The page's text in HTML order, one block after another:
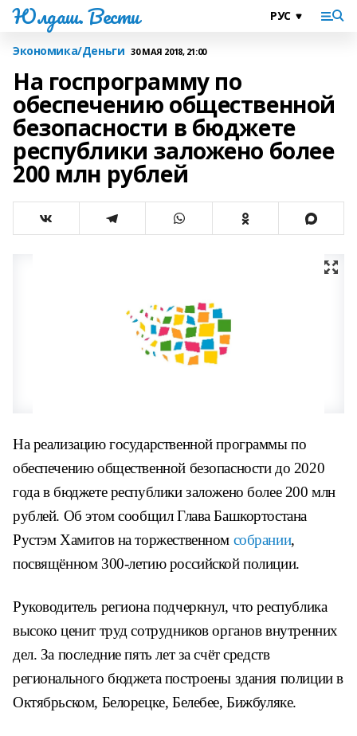
Юлдаш. Вести
Экономика/Деньги 30 МАЯ 2018, 21:00
На госпрограмму по
обеспечению общественной
безопасности в бюджете
республики заложено более
200 млн рублей
На реализацию государственной программы по
обеспечению общественной безопасности до 2020
года в бюджете республики заложено более 200 млн
рублей. Об этом сообщил Глава Башкортостана
Рустэм Хамитов на торжественном собрании,
посвящённом 300-летию российской полиции.
Руководитель региона подчеркнул, что республика
высоко ценит труд сотрудников органов внутренних
дел. За последние пять лет за счёт средств
регионального бюджета построены здания полиции в
Октябрьском, Белорецке, Белебее, Бижбуляке.